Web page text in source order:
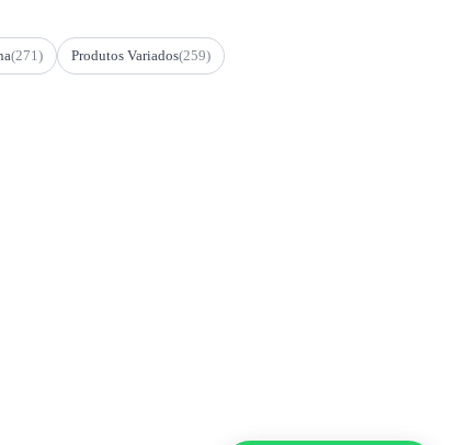
(271) Produtos Variados(259)